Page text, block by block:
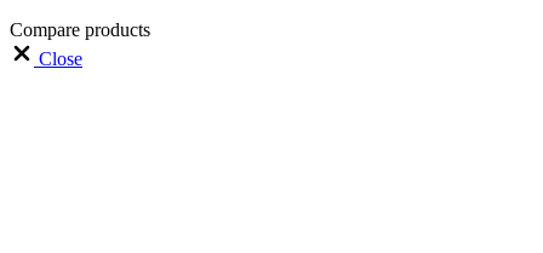
Compare products
Close